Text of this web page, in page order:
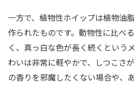
一方で、植物性ホイップは植物油
作られたものです。動物性に比べ
く、真っ白な色が長く続くという
わいは非常に軽やかで、しつこさ
の香りを邪魔したくない場合や、